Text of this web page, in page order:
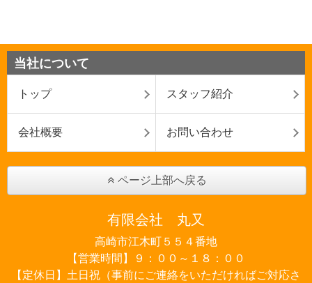
当社について
トップ スタッフ紹介
会社概要 お問い合わせ
ページ上部へ戻る
有限会社 丸又
高崎市江木町５５４番地
【営業時間】９：００～１８：００
【定休日】土日祝（事前にご連絡をいただければご対応さ